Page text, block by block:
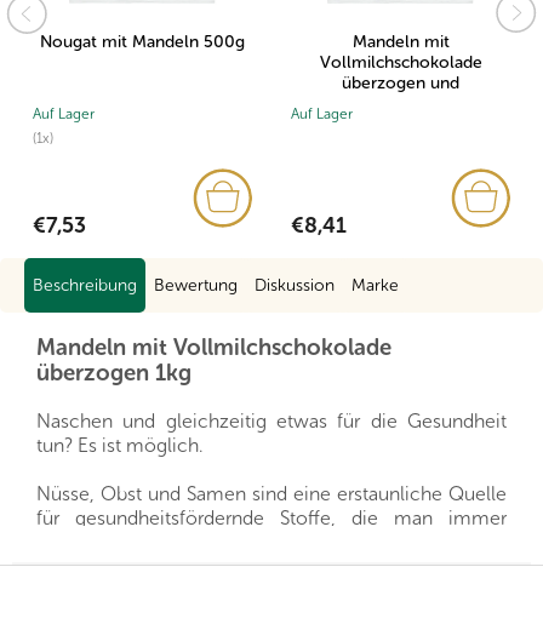
Nougat mit Mandeln 500g
(1x)
Auf Lager
€7,53
Mandeln mit
Vollmilchschokolade
überzogen und
schneebestreut 500g
Auf Lager
€8,41
Beschreibung Bewertung Diskussion Marke
Mandeln mit Vollmilchschokolade
überzogen 1kg
Naschen und gleichzeitig etwas für die Gesundheit
tun? Es ist möglich.
Nüsse, Obst und Samen sind eine erstaunliche Quelle
für gesundheitsfördernde Stoffe, die man immer
hervorragend. Sie sind ein gesunder und schneller